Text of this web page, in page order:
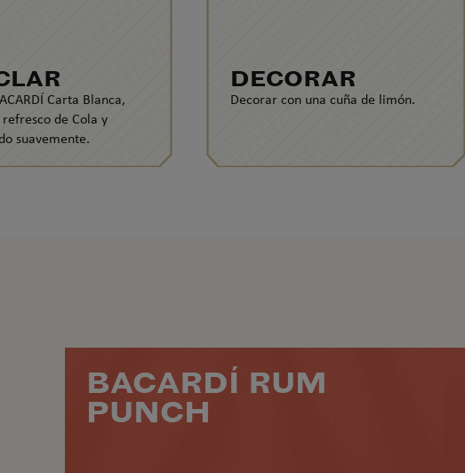
Carta Blanca,
de Cola y
suavemente.
DECORAR
Decorar con una cuña de limón.
BACARDÍ RUM
PUNCH